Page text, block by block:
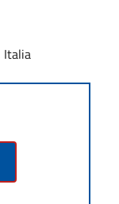
Italia